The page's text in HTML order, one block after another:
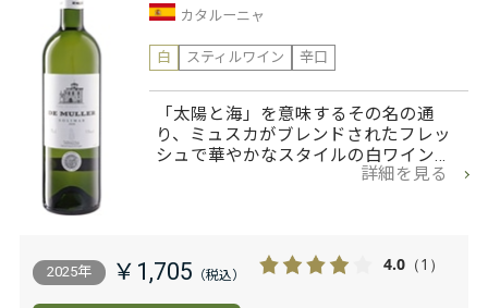
カタルーニャ
白
スティルワイン 辛口
「太陽と海」を意味するその名の通
り、ミュスカがブレンドされたフレッ
シュで華やかなスタイルの白ワイン…
詳細を見る
2025年 ￥1,705 4.0 （1）